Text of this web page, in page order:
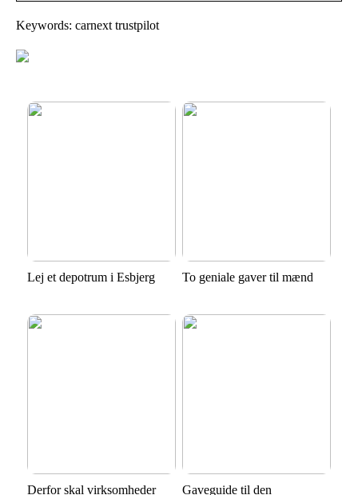
Keywords: carnext trustpilot
Lej et depotrum i Esbjerg To geniale gaver til mænd
Derfor skal virksomheder Gaveguide til den